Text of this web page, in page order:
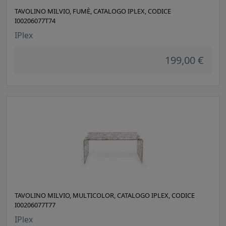
TAVOLINO MILVIO, FUMÈ, CATALOGO IPLEX, CODICE
I00206077T74
IPlex
199,00 €
TAVOLINO MILVIO, MULTICOLOR, CATALOGO IPLEX, CODICE
I00206077T77
IPlex